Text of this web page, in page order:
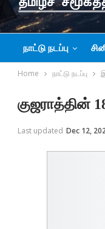
நாட்டு நடப்பு
Home நாட்டு நடப்பு
குஜராத்தின்
Last updated Dec 12,